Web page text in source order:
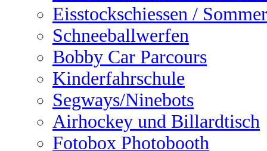
Eisstockschiessen /
Schneeballwerfen
Bobby Car Parcours
Kinderfahrschule
Segways/Ninebots
Airhockey und Billardtisch
Fotobox Photobooth